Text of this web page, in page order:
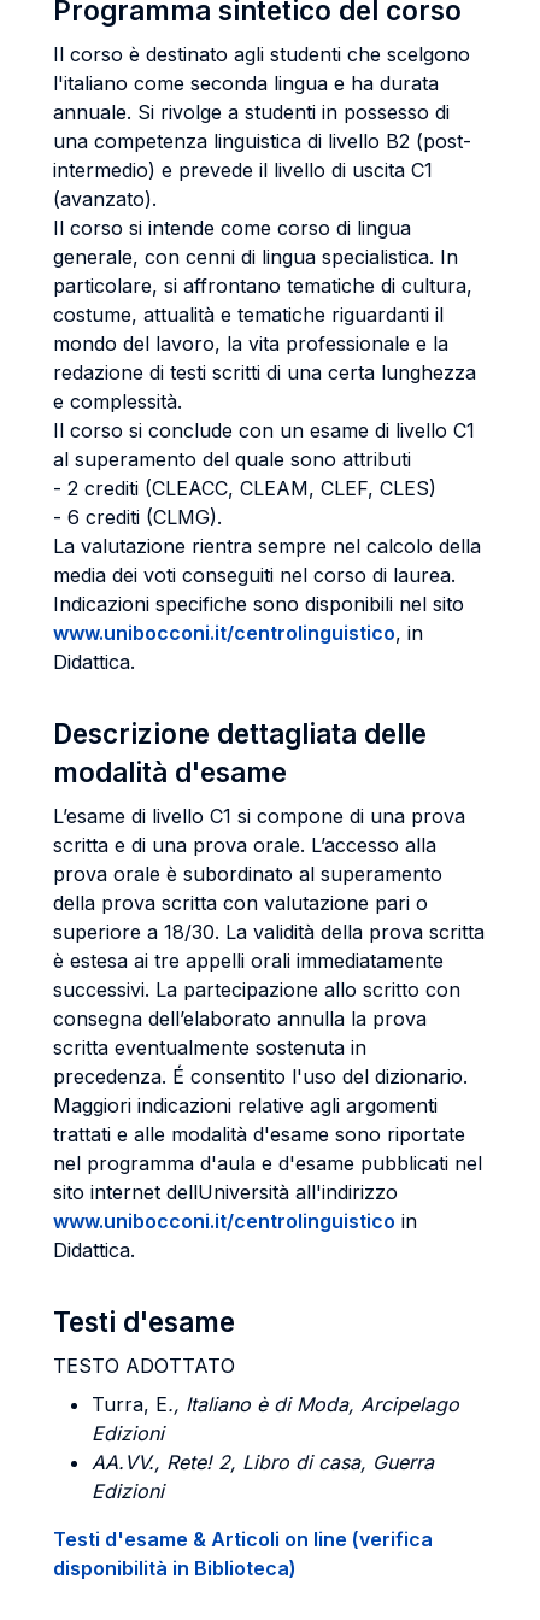
Programma sintetico del corso
Il corso è destinato agli studenti che scelgono
l'italiano come seconda lingua e ha durata
annuale. Si rivolge a studenti in possesso di
una competenza linguistica di livello B2 (post-
intermedio) e prevede il livello di uscita C1
(avanzato).
Il corso si intende come corso di lingua
generale, con cenni di lingua specialistica. In
particolare, si affrontano tematiche di cultura,
costume, attualità e tematiche riguardanti il
mondo del lavoro, la vita professionale e la
redazione di testi scritti di una certa lunghezza
e complessità.
Il corso si conclude con un esame di livello C1
al superamento del quale sono attributi
- 2 crediti (CLEACC, CLEAM, CLEF, CLES)
- 6 crediti (CLMG).
La valutazione rientra sempre nel calcolo della
media dei voti conseguiti nel corso di laurea.
Indicazioni specifiche sono disponibili nel sito
www.unibocconi.it/centrolinguistico, in
Didattica.
Descrizione dettagliata delle
modalità d'esame
L’esame di livello C1 si compone di una prova
scritta e di una prova orale. L’accesso alla
prova orale è subordinato al superamento
della prova scritta con valutazione pari o
superiore a 18/30. La validità della prova scritta
è estesa ai tre appelli orali immediatamente
successivi. La partecipazione allo scritto con
consegna dell’elaborato annulla la prova
scritta eventualmente sostenuta in
precedenza. É consentito l'uso del dizionario.
Maggiori indicazioni relative agli argomenti
trattati e alle modalità d'esame sono riportate
nel programma d'aula e d'esame pubblicati nel
sito internet dellUniversità all'indirizzo
www.unibocconi.it/centrolinguistico in
Didattica.
Testi d'esame
TESTO ADOTTATO
Turra, E., Italiano è di Moda, Arcipelago
Edizioni
AA.VV., Rete! 2, Libro di casa, Guerra
Edizioni
Testi d'esame & Articoli on line (verifica
disponibilità in Biblioteca)